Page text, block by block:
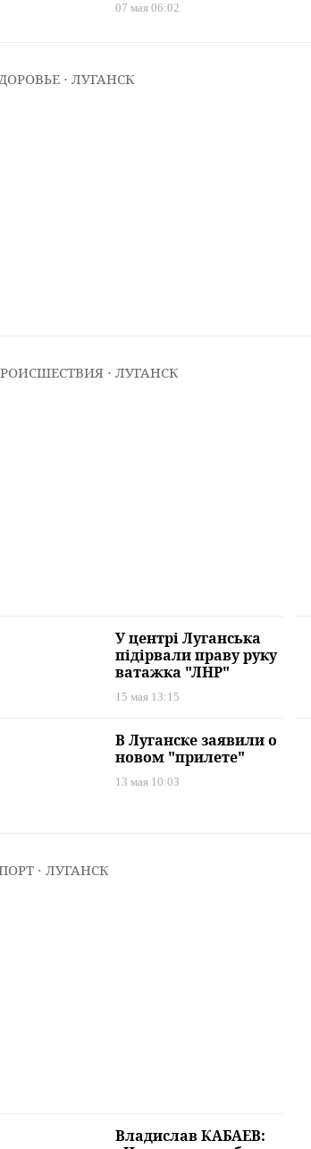
07 мая 06:02
⋅ ЛУГАНСК
⋅ ЛУГАНСК
У центрі Луганська
підірвали праву руку
ватажка "ЛНР"
15 мая 13:15
В Луганске заявили о
новом "прилете"
13 мая 10:03
⋅ ЛУГАНСК
Владислав КАБАЕВ: